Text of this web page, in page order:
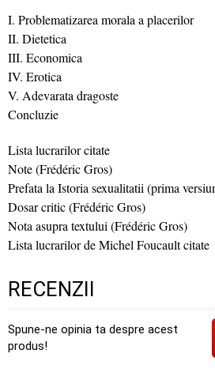
I. Problematizarea morala a placerilor
II. Dietetica
III. Economica
IV. Erotica
V. Adevarata dragoste
Concluzie
Lista lucrarilor citate
Note (Frédéric Gros)
Prefata la Istoria sexualitatii (prima
Dosar critic (Frédéric Gros)
Nota asupra textului (Frédéric Gros)
Lista lucrarilor de Michel Foucault citate
RECENZII
Spune-ne opinia ta despre acest
produs!